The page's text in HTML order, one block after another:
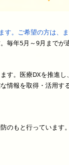
。ご希望の方は、ま
毎年5月～9月までが
す。医療DXを推進し、
情報を取得・活用す
のもと行っています。